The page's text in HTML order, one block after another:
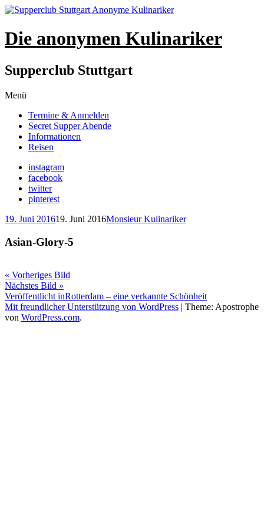
Die anonymen Kulinariker
Supperclub Stuttgart
Menü
springen
Termine & Anmelden
Secret Supper Abende
Informationen
Reisen
instagram
facebook
twitter
pinterest
19. Juni 201619. Juni 2016Monsieur Kulinariker
Asian-Glory-5
« Vorheriges Bild
Nächstes Bild »
Beitragsnavigation
Veröffentlicht inRotterdam – eine verkannte Schönheit
Mit freundlicher Unterstützung von WordPress | Theme: Apostrophe
von WordPress.com.